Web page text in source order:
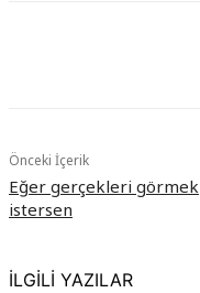
Önceki İçerik
Eğer gerçekleri görmek
istersen
İLGİLİ YAZILAR